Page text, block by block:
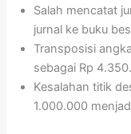
Salah mencatat
jurnal ke buku
Transposisi
sebagai Rp
Kesalahan titik
1.000.000